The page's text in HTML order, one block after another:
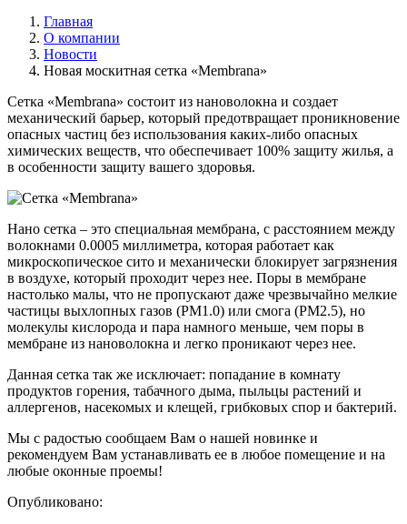
Главная
О компании
Новости
Новая москитная сетка «Membrana»
Сетка «Membrana» состоит из нановолокна и создает
механический барьер, который предотвращает проникновение
опасных частиц без использования каких-либо опасных
химических веществ, что обеспечивает 100% защиту жилья, а
в особенности защиту вашего здоровья.
Нано сетка – это специальная мембрана, с расстоянием между
волокнами 0.0005 миллиметра, которая работает как
микроскопическое сито и механически блокирует загрязнения
в воздухе, который проходит через нее. Поры в мембране
настолько малы, что не пропускают даже чрезвычайно мелкие
частицы выхлопных газов (PM1.0) или смога (PM2.5), но
молекулы кислорода и пара намного меньше, чем поры в
мембране из нановолокна и легко проникают через нее.
Данная сетка так же исключает: попадание в комнату
продуктов горения, табачного дыма, пыльцы растений и
аллергенов, насекомых и клещей, грибковых спор и бактерий.
Мы с радостью сообщаем Вам о нашей новинке и
рекомендуем Вам устанавливать ее в любое помещение и на
любые оконные проемы!
Опубликовано: